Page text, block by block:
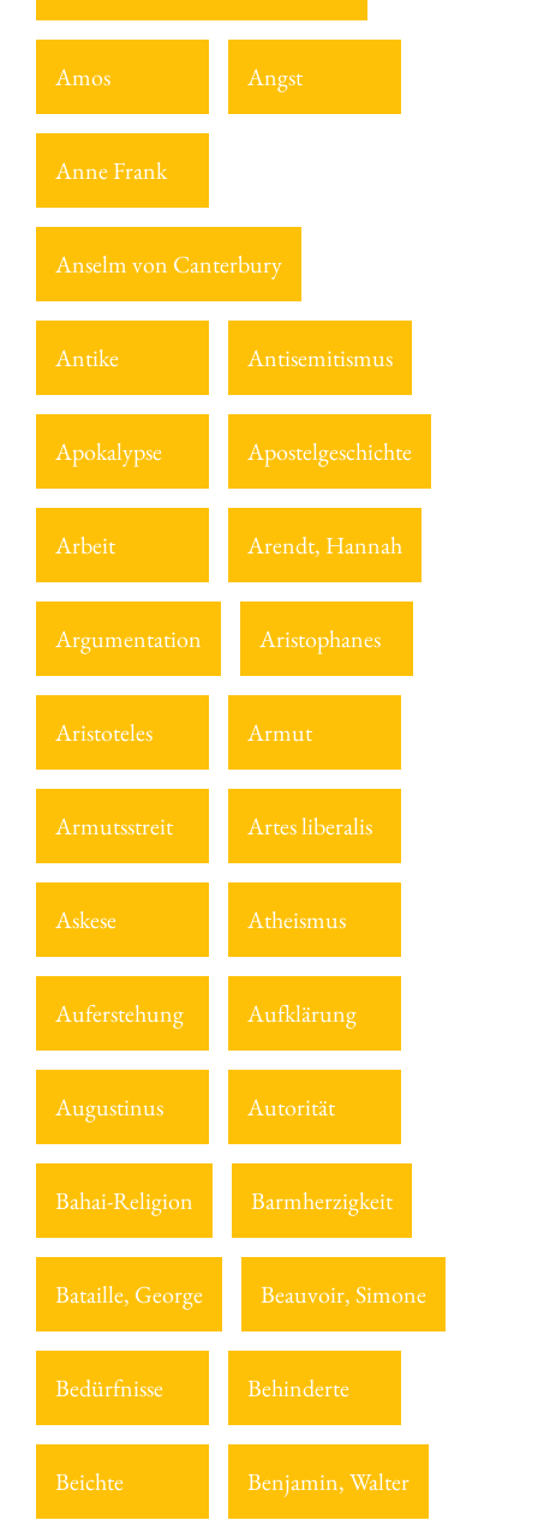
Amos Angst
Anne Frank
Anselm von Canterbury
Antike Antisemitismus
Apokalypse Apostelgeschichte
Arbeit Arendt, Hannah
Argumentation Aristophanes
Aristoteles Armut
Armutsstreit Artes liberalis
Askese Atheismus
Auferstehung Aufklärung
Augustinus Autorität
Bahai-Religion Barmherzigkeit
Bataille, George Beauvoir, Simone
Bedürfnisse Behinderte
Beichte Benjamin, Walter